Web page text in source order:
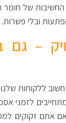
של חומר
ובלי פשרות.
– גם
חשוב ללקוחות
לזמני
אם אתם זקוקים